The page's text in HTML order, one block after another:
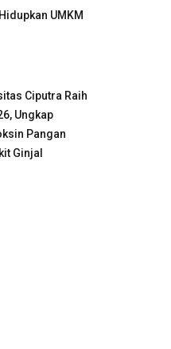
UMKM
Ciputra Raih
Ungkap
Pangan
Ginjal